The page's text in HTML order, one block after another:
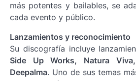
más potentes y bailables, se
cada evento y público.
Lanzamientos y reconocimiento
Su discografía incluye
Side Up Works, Natura
Deepalma. Uno de sus temas